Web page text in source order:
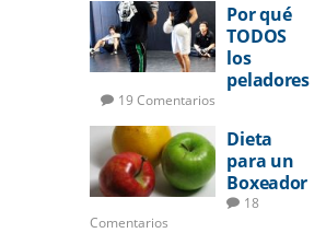
Por qué
TODOS
los
peladores
a boxear
19 Comentarios
Dieta
para un
Boxeador
18
Comentarios